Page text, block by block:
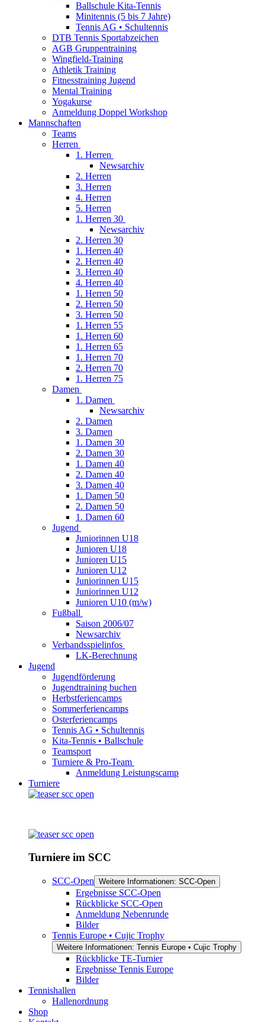
Ballschule Kita-Tennis
Minitennis (5 bis 7 Jahre)
Tennis AG • Schultennis
DTB Tennis Sportabzeichen
AGB Gruppentraining
Wingfield-Training
Athletik Training
Fitnesstraining Jugend
Mental Training
Yogakurse
Anmeldung Doppel Workshop
Mannschaften
Teams
Herren
1. Herren
Newsarchiv
2. Herren
3. Herren
4. Herren
5. Herren
1. Herren 30
Newsarchiv
2. Herren 30
1. Herren 40
2. Herren 40
3. Herren 40
4. Herren 40
1. Herren 50
2. Herren 50
3. Herren 50
1. Herren 55
1. Herren 60
1. Herren 65
1. Herren 70
2. Herren 70
1. Herren 75
Damen
1. Damen
Newsarchiv
2. Damen
3. Damen
1. Damen 30
2. Damen 30
1. Damen 40
2. Damen 40
3. Damen 40
1. Damen 50
2. Damen 50
1. Damen 60
Jugend
Juniorinnen U18
Junioren U18
Junioren U15
Junioren U12
Juniorinnen U15
Juniorinnen U12
Junioren U10 (m/w)
Fußball
Saison 2006/07
Newsarchiv
Verbandsspielinfos
LK-Berechnung
Jugend
Jugendförderung
Jugendtraining buchen
Herbstferiencamps
Sommerferiencamps
Osterferiencamps
Tennis AG • Schultennis
Kita-Tennis • Ballschule
Teamsport
Turniere & Pro-Team
Anmeldung Leistungscamp
Turniere
Turniere im SCC
SCC-Open Weitere Informationen: SCC-Open
Ergebnisse SCC-Open
Rückblicke SCC-Open
Anmeldung Nebenrunde
Bilder
Tennis Europe • Cujic Trophy
Weitere Informationen: Tennis Europe • Cujic Trophy
Rückblicke TE-Turnier
Ergebnisse Tennis Europe
Bilder
Tennishallen
Hallenordnung
Shop